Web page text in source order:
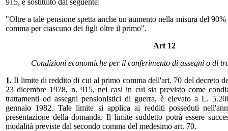
"Oltre a tale pensione spetta anche un aumento nella misura del
comma per ciascuno dei figli oltre il primo".
Art 12
Condizioni economiche per il conferimento di assegni o di
1.Il limite di reddito di cui al primo comma dell'art. 70 del decreto
23 dicembre 1978, n. 915, nei casi in cui sia previsto come
trattamenti od assegni pensionistici di guerra, è elevato a L.
gennaio 1982. Tale limite si applica ai redditi posseduti
presentazione della domanda. Il limite suddetto potrà essere
modalità previste dal secondo comma del medesimo art. 70.